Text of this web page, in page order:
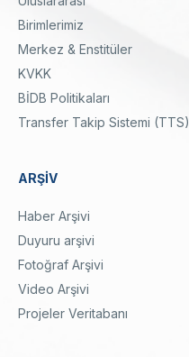
Birimlerimiz
Merkez & Enstitüler
KVKK
BİDB Politikaları
Transfer Takip Sistemi (TTS)
ARŞİV
Haber Arşivi
Duyuru arşivi
Fotoğraf Arşivi
Video Arşivi
Projeler Veritabanı